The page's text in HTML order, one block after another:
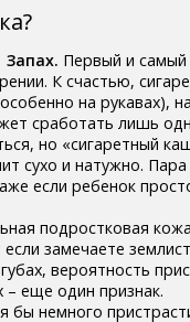
Запах. Первый и самый
К счастью,
на рукавах),
сработать лишь
но «сигаретный
сухо и натужно.
если ребенок
подростковая
замечаете
вероятность
– еще один признак.
бы немного